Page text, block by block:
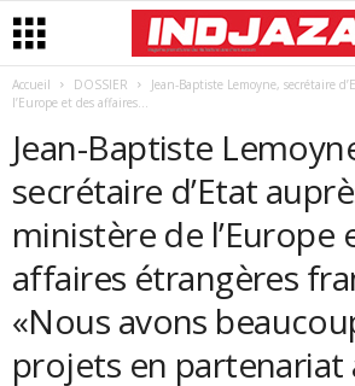
Accueil DOSSIER
Jean-Baptiste Lemoyne, secrétaire
l’Europe et des affaires...
Jean-Baptiste
secrétaire d’Etat
ministère de l’Europe
affaires étrangères
«Nous avons
projets en partenariat